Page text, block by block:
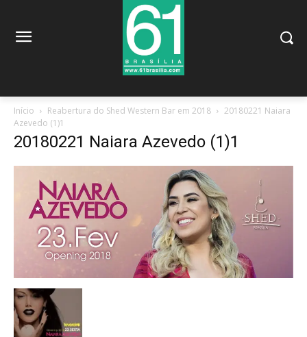
Início Reabertura do Shed Western Bar em 2018
20180221 Naiara
Azevedo (1)1
20180221 Naiara Azevedo (1)1